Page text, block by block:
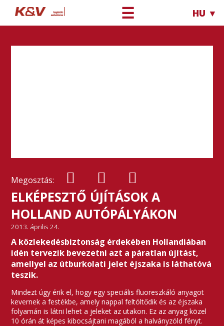
☰ HU ▼
Megosztás:
ELKÉPESZTŐ ÚJÍTÁSOK A
HOLLAND AUTÓPÁLYÁKON
2013. április 24.
A közlekedésbiztonság érdekében Hollandiában
idén tervezik bevezetni azt a páratlan újítást,
amellyel az útburkolati jelet éjszaka is láthatóvá
teszik.
Mindezt úgy érik el, hogy egy speciális fluoreszkáló anyagot
kevernek a festékbe, amely nappal feltöltődik és az éjszaka
folyamán is látni lehet a jeleket az utakon. Ez az anyag közel
10 órán át képes kibocsájtani magából a halványzöld fényt.